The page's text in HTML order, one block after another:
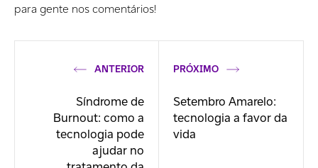
para gente nos comentários!
ANTERIOR
Síndrome de
Burnout: como a
tecnologia pode
ajudar no
PRÓXIMO
Setembro Amarelo:
tecnologia a favor da
vida